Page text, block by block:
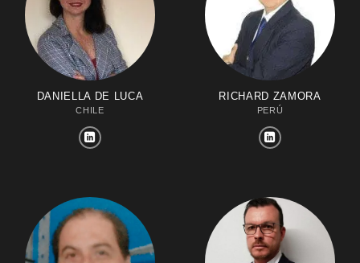
DANIELLA DE LUCA
CHILE
RICHARD ZAMORA
PERÚ